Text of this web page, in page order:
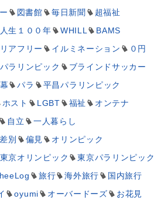
図書館 毎日新聞
超福祉
人生１００年 WHILL
BAMS
アフリー イルミネーション
０円
パラリンピック
ブラインドサッカー
パラ
平昌パラリンピック
ホスト LGBT 福祉
オンテナ
自立
一人暮らし
差別 偏見
オリンピック
東京オリンピック
東京パラリンピック
旅行 海外旅行
国内旅行
oyumi オーバードーズ
お花見